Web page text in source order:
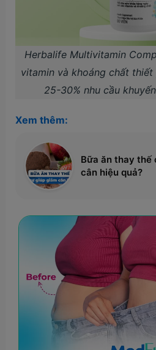
Herbalife Multivitamin
vitamin và khoáng chất
25-30% nhu cầu
Xem thêm:
Bữa ăn thay thế
cân hiệu quả?